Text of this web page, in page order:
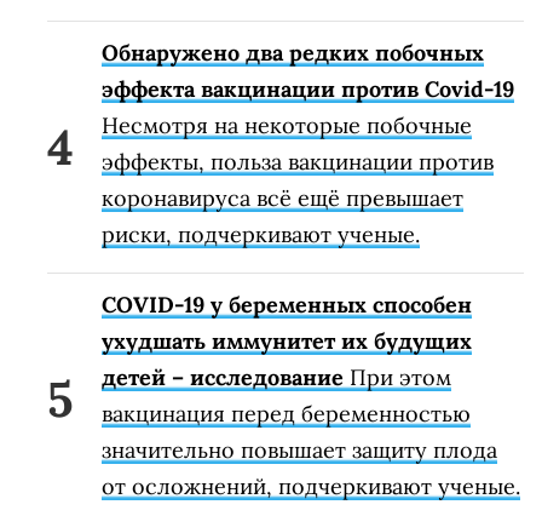
Обнаружено два редких побочных
эффекта вакцинации против Covid-19
Несмотря на некоторые побочные
эффекты, польза вакцинации против
коронавируса всё ещё превышает
риски, подчеркивают ученые.
COVID-19 у беременных способен
ухудшать иммунитет их будущих
детей – исследование При этом
вакцинация перед беременностью
значительно повышает защиту плода
от осложнений, подчеркивают ученые.